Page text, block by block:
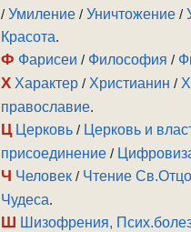
/Умиление /Уничтожение /
Красота.
Ф Фарисеи / Философия /
Х Характер / Христианин /
православие.
Ц Церковь / Церковь и
присоединение /
Ч Человек / Чтение
Чудеса.
Ш Шизофрения,